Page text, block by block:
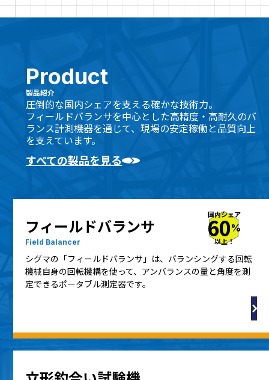
Product
製品紹介
圧倒的な国内シェアを支える確かな技術力。
フィールドバランサを中心とした高精度・高耐久のバ
ランス計測機器を通じて、現場の安定稼働と品質向上
を支えています。
すべての製品を見る
国内シェア
60%
以上！
フィールドバランサ
Field Balancer
シグマの「フィールドバランサ」は、バランシングする回転
機械自身の回転機構を使って、アンバランスの量と角度を測
定できるポータブル測定器です。